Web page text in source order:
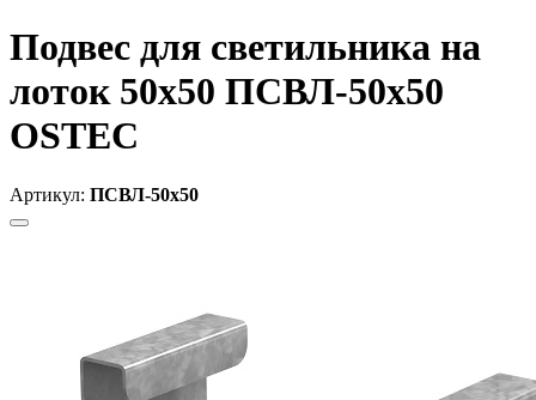
Подвес для светильника на
лоток 50х50 ПСВЛ-50х50
OSTEC
Артикул: ПСВЛ-50х50